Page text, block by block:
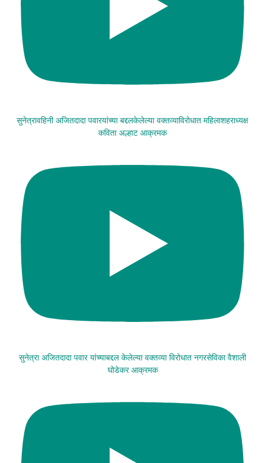
सुनेत्रावहिनी अजितदादा पवारयांच्या बद्दलकेलेल्या वक्तव्याविरोधात महिलाशहराध्यक्ष
कविता अल्हाट आक्रमक
सुनेत्रा अजितदादा पवार यांच्याबद्दल केलेल्या वक्तव्या विरोधात नगरसेविका वैशाली
घोडेकर आक्रमक